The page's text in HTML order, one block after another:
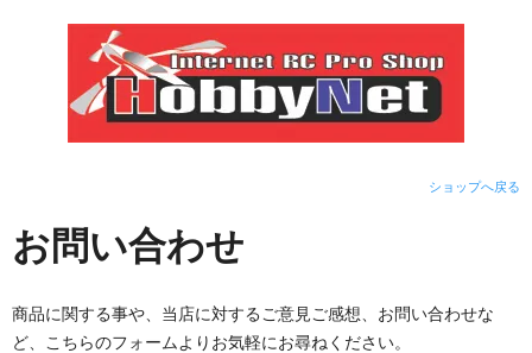
ショップへ戻る
お問い合わせ
商品に関する事や、当店に対するご意見ご感想、お問い合わせな
ど、こちらのフォームよりお気軽にお尋ねください。